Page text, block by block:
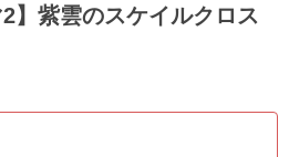
2】紫雲のスケイルクロス